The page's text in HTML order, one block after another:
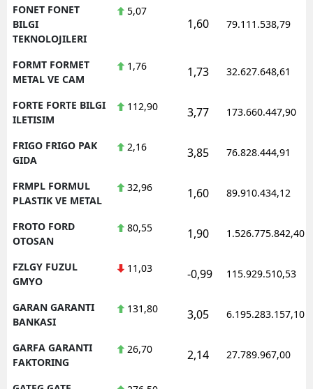
FONET FONET
BILGI
TEKNOLOJILERI
5,07
1,60 79.111.538,79
FORMT FORMET
METAL VE CAM
1,76 1,73 32.627.648,61
FORTE FORTE BILGI
ILETISIM
112,90 3,77 173.660.447,90
FRIGO FRIGO PAK
GIDA
2,16 3,85 76.828.444,91
FRMPL FORMUL
PLASTIK VE METAL
32,96 1,60 89.910.434,12
FROTO FORD
OTOSAN
80,55 1,90 1.526.775.842,40
FZLGY FUZUL
GMYO
11,03 -0,99 115.929.510,53
GARAN GARANTI
BANKASI
131,80 3,05 6.195.283.157,10
GARFA GARANTI
FAKTORING
26,70 2,14 27.789.967,00